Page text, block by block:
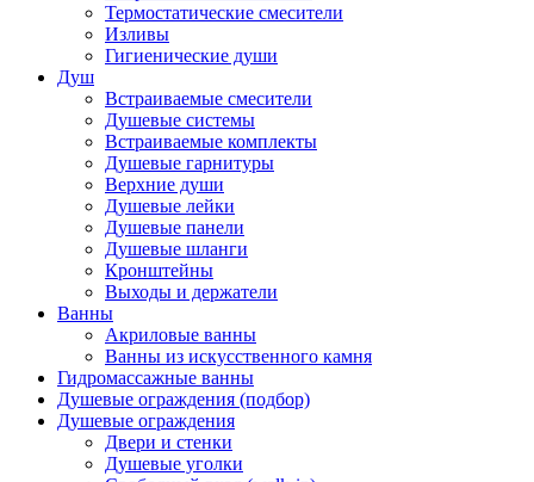
Термостатические смесители
Изливы
Гигиенические души
Душ
Встраиваемые смесители
Душевые системы
Встраиваемые комплекты
Душевые гарнитуры
Верхние души
Душевые лейки
Душевые панели
Душевые шланги
Кронштейны
Выходы и держатели
Ванны
Акриловые ванны
Ванны из искусственного камня
Гидромассажные ванны
Душевые ограждения (подбор)
Душевые ограждения
Двери и стенки
Душевые уголки